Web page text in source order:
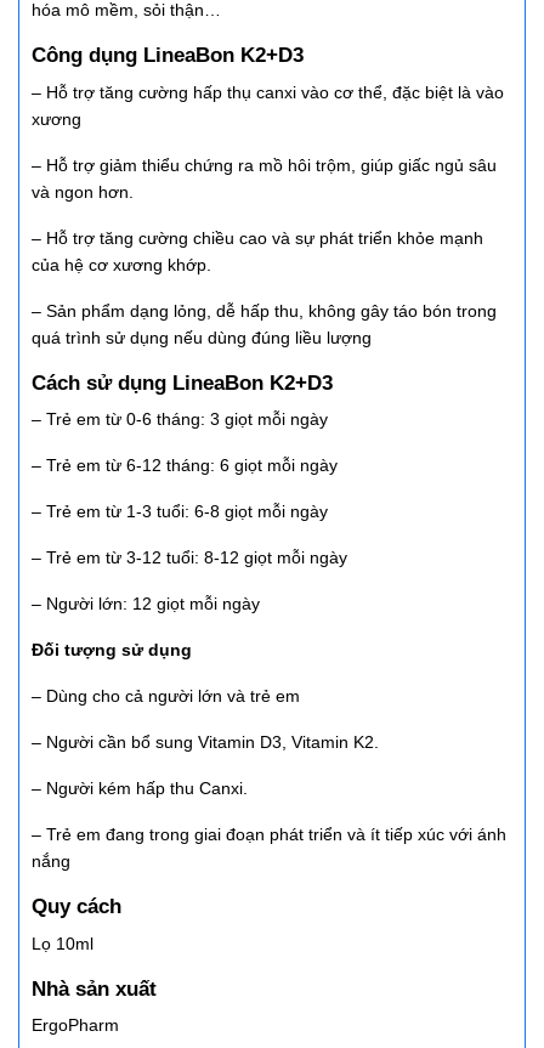
hóa mô mềm, sỏi thận…
Công dụng LineaBon K2+D3
– Hỗ trợ tăng cường hấp thụ canxi vào cơ thể, đặc biệt là vào
xương
– Hỗ trợ giảm thiểu chứng ra mồ hôi trộm, giúp giấc ngủ sâu
và ngon hơn.
– Hỗ trợ tăng cường chiều cao và sự phát triển khỏe mạnh
của hệ cơ xương khớp.
– Sản phẩm dạng lỏng, dễ hấp thu, không gây táo bón trong
quá trình sử dụng nếu dùng đúng liều lượng
Cách sử dụng LineaBon K2+D3
– Trẻ em từ 0-6 tháng: 3 giọt mỗi ngày
– Trẻ em từ 6-12 tháng: 6 giọt mỗi ngày
– Trẻ em từ 1-3 tuổi: 6-8 giọt mỗi ngày
– Trẻ em từ 3-12 tuổi: 8-12 giọt mỗi ngày
– Người lớn: 12 giọt mỗi ngày
Đối tượng sử dụng
– Dùng cho cả người lớn và trẻ em
– Người cần bổ sung Vitamin D3, Vitamin K2.
– Người kém hấp thu Canxi.
– Trẻ em đang trong giai đoạn phát triển và ít tiếp xúc với ánh
nắng
Quy cách
Lọ 10ml
Nhà sản xuất
ErgoPharm